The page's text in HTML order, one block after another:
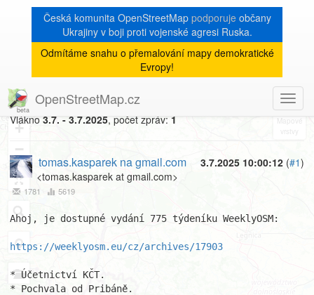
Česká komunita OpenStreetMap podporujeobčany
Ukrajiny v boji proti vojenské agresi Ruska.
Odmítáme snahu o přemalování mapy demokratické
Evropy!
OpenStreetMap.cz
8
+
−
« zpět na výpis měsíce
[Talk-cz]
WeeklyOSM CZ 775
Vlákno 3.7. - 3.7.2025, počet zpráv: 1
3.7.2025 10:00:12 (#1)
tomas.kasparek na gmail.com
<tomas.kasparek at gmail.com>
1781 5619
Ahoj, je dostupné vydání 775 týdeníku WeeklyOSM:
https://weeklyosm.eu/cz/archives/17903
* Účetnictví KČT.
* Pochvala od Pribáně.